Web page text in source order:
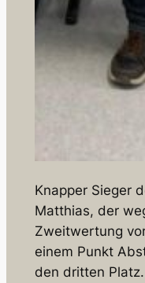
Knapper Sieger
Matthias, der
Zweitwertung
einem Punkt
den dritten